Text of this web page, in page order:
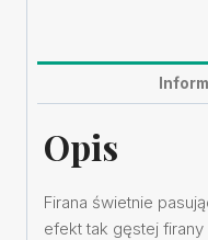
Opis
Firana świetnie
efekt tak gęstej